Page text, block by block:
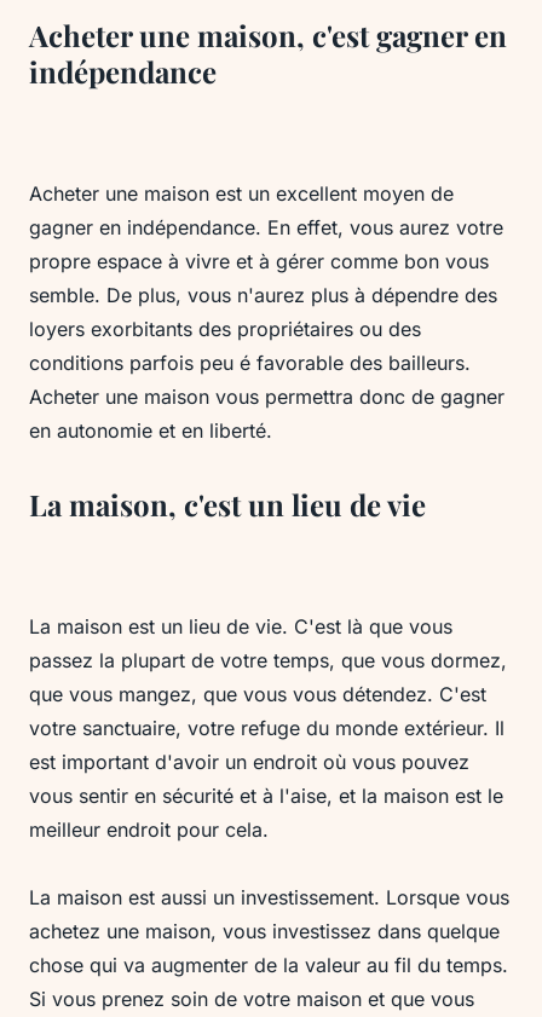
Acheter une maison, c'est gagner en
indépendance
Acheter une maison est un excellent moyen de
gagner en indépendance. En effet, vous aurez votre
propre espace à vivre et à gérer comme bon vous
semble. De plus, vous n'aurez plus à dépendre des
loyers exorbitants des propriétaires ou des
conditions parfois peu é favorable des bailleurs.
Acheter une maison vous permettra donc de gagner
en autonomie et en liberté.
La maison, c'est un lieu de vie
La maison est un lieu de vie. C'est là que vous
passez la plupart de votre temps, que vous dormez,
que vous mangez, que vous vous détendez. C'est
votre sanctuaire, votre refuge du monde extérieur. Il
est important d'avoir un endroit où vous pouvez
vous sentir en sécurité et à l'aise, et la maison est le
meilleur endroit pour cela.
La maison est aussi un investissement. Lorsque vous
achetez une maison, vous investissez dans quelque
chose qui va augmenter de la valeur au fil du temps.
Si vous prenez soin de votre maison et que vous